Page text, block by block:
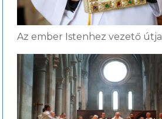
Az ember Istenhez vezető útja